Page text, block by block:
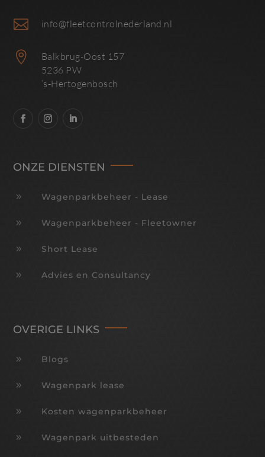
 info@fleetcontrolnederland.nl

Balkbrug-Oost 157
5236 PW
’s-Hertogenbosch
ONZE DIENSTEN
9 Wagenparkbeheer - Lease
9 Wagenparkbeheer - Fleetowner
9 Short Lease
9 Advies en Consultancy
OVERIGE LINKS
9 Blogs
9 Wagenpark lease
9 Kosten wagenparkbeheer
9 Wagenpark uitbesteden